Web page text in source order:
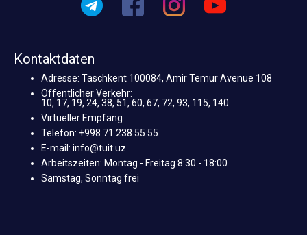
Kontaktdaten
Adresse: Taschkent 100084, Amir Temur Avenue 108
Öffentlicher Verkehr:
10, 17, 19, 24, 38, 51, 60, 67, 72, 93, 115, 140
Virtueller Empfang
Telefon: +998 71 238 55 55
E-mail: info@tuit.uz
Arbeitszeiten: Montag - Freitag 8:30 - 18:00
Samstag, Sonntag frei